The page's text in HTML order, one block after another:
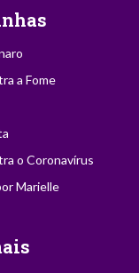
a Fome
o Coronavírus
Marielle